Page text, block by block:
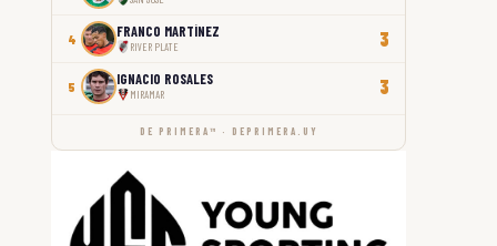
4 FRANCO MARTÍNEZ
RIVER PLATE 3
5 IGNACIO ROSALES
MIRAMAR 3
DE PRIMERA™ · DEPRIMERA.UY